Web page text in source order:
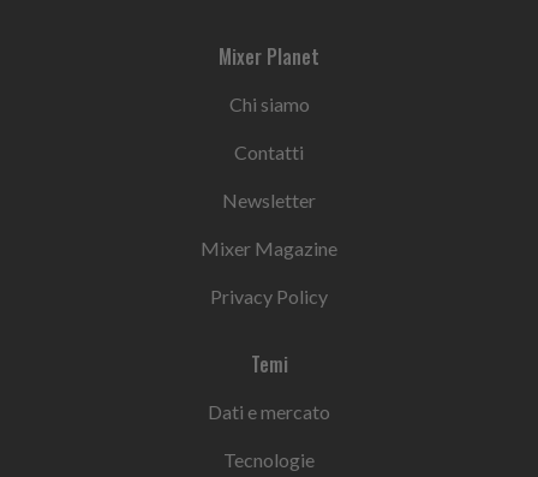
Mixer Planet
Chi siamo
Contatti
Newsletter
Mixer Magazine
Privacy Policy
Temi
Dati e mercato
Tecnologie